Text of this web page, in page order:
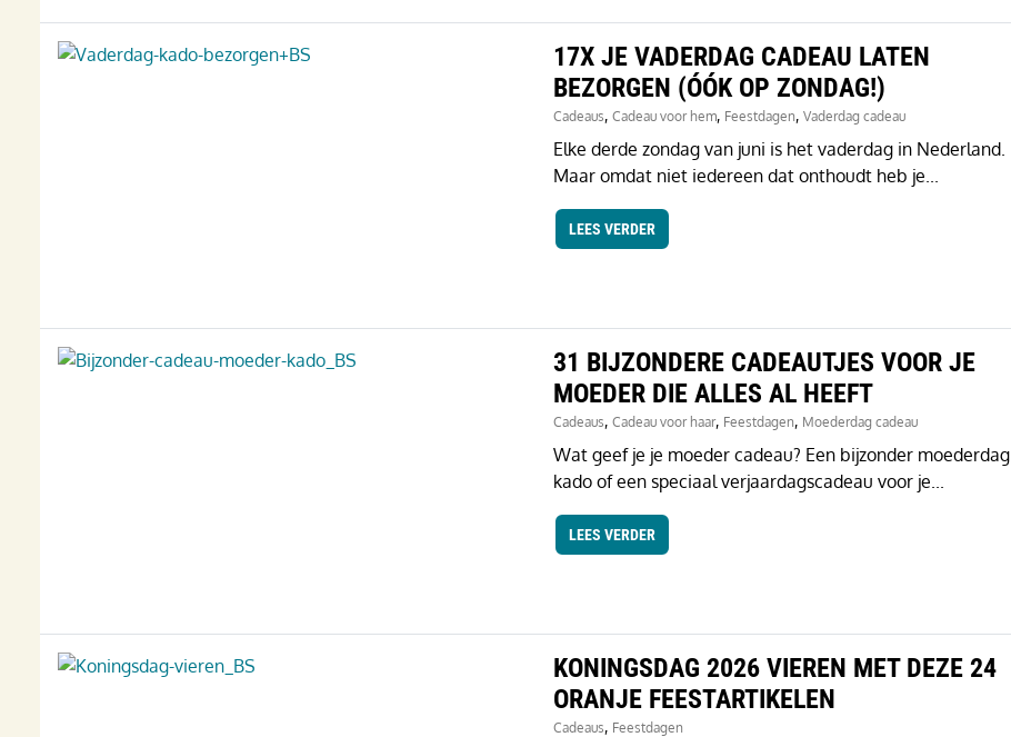
17X JE VADERDAG CADEAU LATEN
BEZORGEN (ÓÓK OP ZONDAG!)
Cadeaus, Cadeau voor hem, Feestdagen, Vaderdag cadeau
Elke derde zondag van juni is het vaderdag in Nederland.
Maar omdat niet iedereen dat onthoudt heb je...
LEES VERDER
31 BIJZONDERE CADEAUTJES VOOR JE
MOEDER DIE ALLES AL HEEFT
Cadeaus, Cadeau voor haar, Feestdagen, Moederdag cadeau
Wat geef je je moeder cadeau? Een bijzonder moederdag
kado of een speciaal verjaardagscadeau voor je...
LEES VERDER
KONINGSDAG 2026 VIEREN MET DEZE 24
ORANJE FEESTARTIKELEN
Cadeaus, Feestdagen